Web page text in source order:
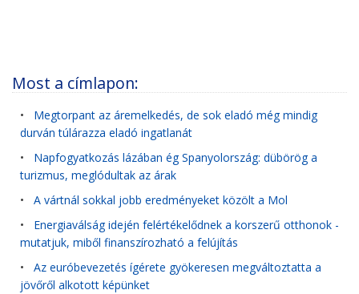
Most a címlapon:
• Megtorpant az áremelkedés, de sok eladó még mindig
durván túlárazza eladó ingatlanát
• Napfogyatkozás lázában ég Spanyolország: dübörög a
turizmus, meglódultak az árak
• A vártnál sokkal jobb eredményeket közölt a Mol
• Energiaválság idején felértékelődnek a korszerű otthonok -
mutatjuk, miből finanszírozható a felújítás
• Az euróbevezetés ígérete gyökeresen megváltoztatta a
jövőről alkotott képünket